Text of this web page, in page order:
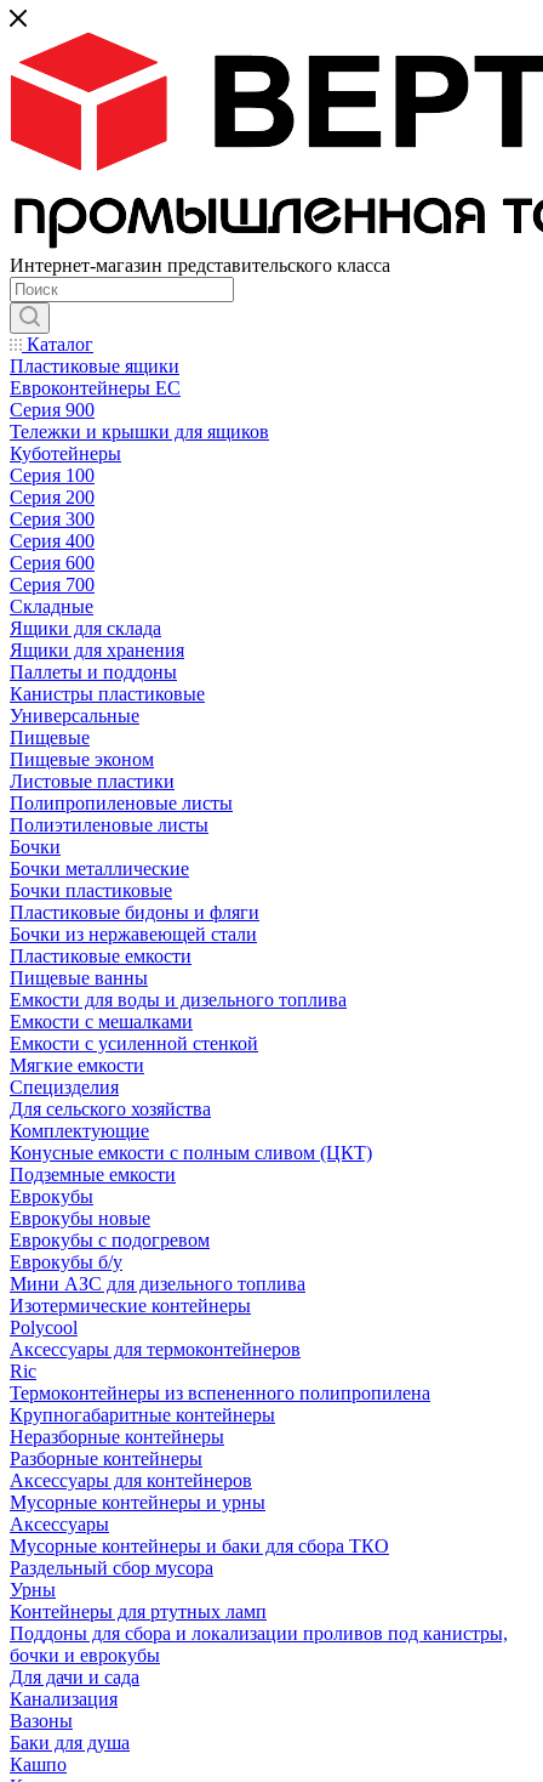
Интернет-магазин представительского класса
Каталог
Пластиковые ящики
Евроконтейнеры ЕС
Серия 900
Тележки и крышки для ящиков
Куботейнеры
Серия 100
Серия 200
Серия 300
Серия 400
Серия 600
Серия 700
Складные
Ящики для склада
Ящики для хранения
Паллеты и поддоны
Канистры пластиковые
Универсальные
Пищевые
Пищевые эконом
Листовые пластики
Полипропиленовые листы
Полиэтиленовые листы
Бочки
Бочки металлические
Бочки пластиковые
Пластиковые бидоны и фляги
Бочки из нержавеющей стали
Пластиковые емкости
Пищевые ванны
Емкости для воды и дизельного топлива
Емкости с мешалками
Емкости с усиленной стенкой
Мягкие емкости
Специзделия
Для сельского хозяйства
Комплектующие
Конусные емкости с полным сливом (ЦКТ)
Подземные емкости
Еврокубы
Еврокубы новые
Еврокубы с подогревом
Еврокубы б/у
Мини АЗС для дизельного топлива
Изотермические контейнеры
Polycool
Аксессуары для термоконтейнеров
Ric
Термоконтейнеры из вспененного полипропилена
Крупногабаритные контейнеры
Неразборные контейнеры
Разборные контейнеры
Аксессуары для контейнеров
Мусорные контейнеры и урны
Аксессуары
Мусорные контейнеры и баки для сбора ТКО
Раздельный сбор мусора
Урны
Контейнеры для ртутных ламп
Поддоны для сбора и локализации проливов под канистры,
бочки и еврокубы
Для дачи и сада
Канализация
Вазоны
Баки для душа
Кашпо